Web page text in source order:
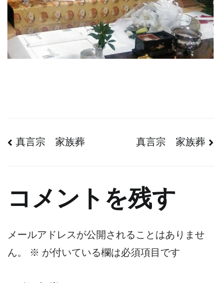
投
ナ
ゲ
ー
真言宗 家族葬 真言宗 家族葬
コメントを残す
メールアドレスが公開されることはありませ
ん。
※ が付いている欄は必須項目です